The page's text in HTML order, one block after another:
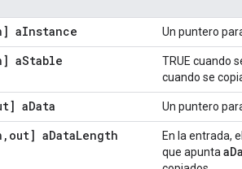
aInstance Un puntero
aStable
TRUE cuando
cuando se
aData Un puntero
, out] aDataLength
En la entrada,
que apunta